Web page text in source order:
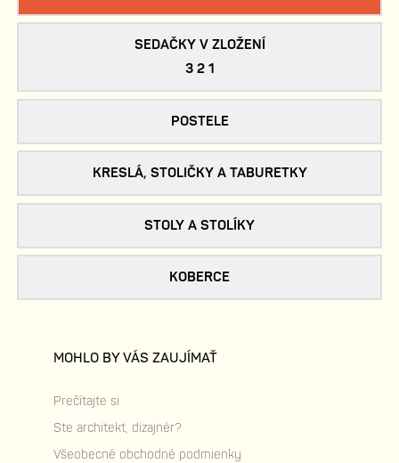
SEDAČKY V ZLOŽENÍ
3 2 1
POSTELE
KRESLÁ, STOLIČKY A TABURETKY
STOLY A STOLÍKY
KOBERCE
MOHLO BY VÁS ZAUJÍMAŤ
Prečítajte si
Ste architekt, dizajnér?
Všeobecné obchodné podmienky